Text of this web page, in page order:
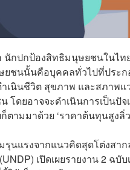
นักปกป้องสิทธิมนุษยชนในไท
ชนนั้นคือบุคคลทั่วไปที่ประก
เนินชีวิต สุขภาพ และสภาพ
โดยอาจจะดำเนินการเป็น
ตามมาด้วย ‘ราคาต้นทุนสูง
รุนแรงจากแนวคิดสุดโต่งส
เปิดเผยรายงาน 2 ฉ